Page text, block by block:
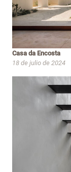
Casa da Encosta
18 de julio de 2024